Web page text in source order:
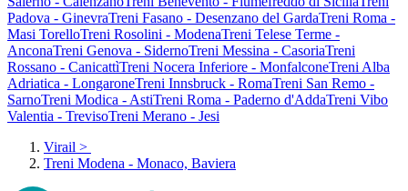
Padova - GinevraTreni Fasano - Desenzano del GardaTreni Roma -
Masi TorelloTreni Rosolini - ModenaTreni Telese Terme -
AnconaTreni Genova - SidernoTreni Messina - CasoriaTreni
Rossano - CanicattìTreni Nocera Inferiore - MonfalconeTreni Alba
Adriatica - LongaroneTreni Innsbruck - RomaTreni San Remo -
SarnoTreni Modica - AstiTreni Roma - Paderno d'AddaTreni Vibo
Valentia - TrevisoTreni Merano - Jesi
Virail >
Treni Modena - Monaco, Baviera